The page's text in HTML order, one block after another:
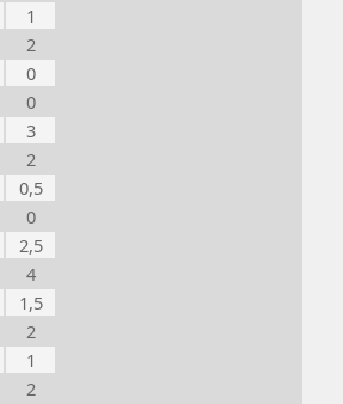
1
2
0
0
3
2
0,5
0
2,5
4
1,5
2
1
2